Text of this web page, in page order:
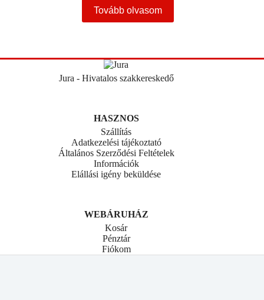
Tovább olvasom
Jura - Hivatalos szakkereskedő
HASZNOS
Szállítás
Adatkezelési tájékoztató
Általános Szerződési Feltételek
Információk
Elállási igény beküldése
WEBÁRUHÁZ
Kosár
Pénztár
Fiókom